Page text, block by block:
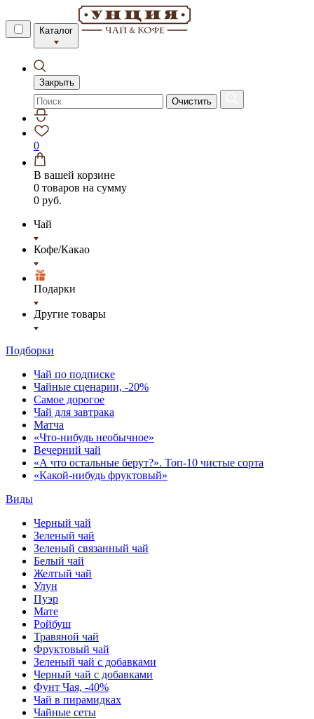
Каталог
Закрыть
Очистить
0
В вашей корзине
0 товаров на сумму
0 руб.
Чай
Кофе/Какао
Подарки
Другие товары
Подборки
Чай по подписке
Чайные сценарии, -20%
Самое дорогое
Чай для завтрака
Матча
«Что-нибудь необычное»
Вечерний чай
«А что остальные берут?». Топ-10 чистые сорта
«Какой-нибудь фруктовый»
Виды
Черный чай
Зеленый чай
Зеленый связанный чай
Белый чай
Желтый чай
Улун
Пуэр
Мате
Ройбуш
Травяной чай
Фруктовый чай
Зеленый чай с добавками
Черный чай с добавками
Фунт Чая, -40%
Чай в пирамидках
Чайные сеты